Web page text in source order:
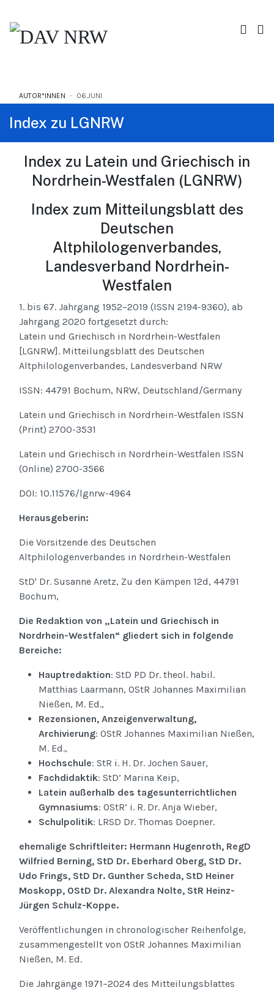
AUTOR*INNEN 06.JUNI
Index zu LGNRW
Index zu Latein und Griechisch in
Nordrhein-Westfalen (LGNRW)
Index zum Mitteilungsblatt des
Deutschen
Altphilologenverbandes,
Landesverband Nordrhein-
Westfalen
1. bis 67. Jahrgang 1952–2019 (ISSN 2194-9360), ab
Jahrgang 2020 fortgesetzt durch:
Latein und Griechisch in Nordrhein-Westfalen
[LGNRW]. Mitteilungsblatt des Deutschen
Altphilologenverbandes, Landesverband NRW
ISSN: 44791 Bochum, NRW, Deutschland/Germany
Latein und Griechisch in Nordrhein-Westfalen ISSN
(Print) 2700-3531
Latein und Griechisch in Nordrhein-Westfalen ISSN
(Online) 2700-3566
DOI: 10.11576/lgnrw-4964
Herausgeberin:
Die Vorsitzende des Deutschen
Altphilologenverbandes in Nordrhein-Westfalen
StD' Dr. Susanne Aretz, Zu den Kämpen 12d, 44791
Bochum,
Die Redaktion von „Latein und Griechisch in
Nordrhein-Westfalen“ gliedert sich in folgende
Bereiche:
Hauptredaktion: StD PD Dr. theol. habil.
Matthias Laarmann, OStR Johannes Maximilian
Nießen, M. Ed.,
Rezensionen, Anzeigenverwaltung,
Archivierung: OStR Johannes Maximilian Nießen,
M. Ed.,
Hochschule: StR i. H. Dr. Jochen Sauer,
Fachdidaktik: StD’ Marina Keip,
Latein außerhalb des tagesunterrichtlichen
Gymnasiums: OStR’ i. R. Dr. Anja Wieber,
Schulpolitik: LRSD Dr. Thomas Doepner.
ehemalige Schriftleiter: Hermann Hugenroth, RegD
Wilfried Berning, StD Dr. Eberhard Oberg, StD Dr.
Udo Frings, StD Dr. Gunther Scheda, StD Heiner
Moskopp, OStD Dr. Alexandra Nolte, StR Heinz-
Jürgen Schulz-Koppe.
Veröffentlichungen in chronologischer Reihenfolge,
zusammengestellt von OStR Johannes Maximilian
Nießen, M. Ed.
Die Jahrgänge 1971–2024 des Mitteilungsblattes